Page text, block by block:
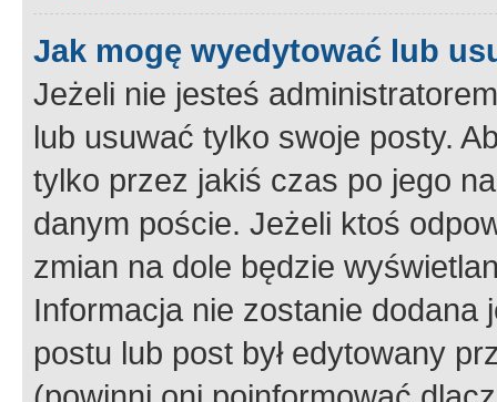
Jak mogę wyedytować lub
Jeżeli nie jesteś
lub usuwać tylko swoje posty.
tylko przez jakiś czas po jego
danym poście. Jeżeli ktoś
zmian na dole będzie
Informacja nie zostanie dodana
postu lub post był edytowany